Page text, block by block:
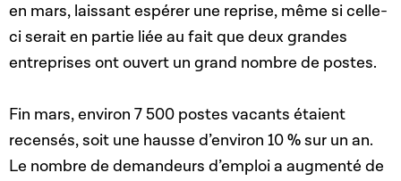
en mars, laissant espérer une reprise, même si celle-
ci serait en partie liée au fait que deux grandes
entreprises ont ouvert un grand nombre de postes.
Fin mars, environ 7 500 postes vacants étaient
recensés, soit une hausse d’environ 10 % sur un an.
Le nombre de demandeurs d’emploi a augmenté de